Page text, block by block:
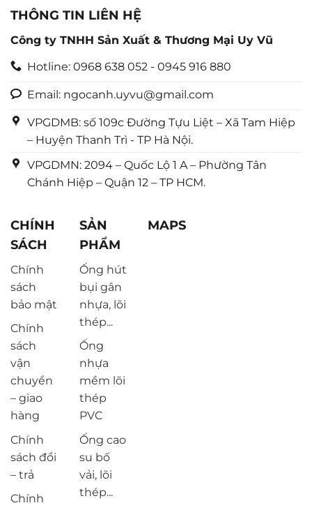
THÔNG TIN LIÊN HỆ
Công ty TNHH Sản Xuất & Thương Mại Uy Vũ
Hotline: 0968 638 052 - 0945 916 880
Email: ngocanh.uyvu@gmail.com
VPGDMB: số 109c Đường Tựu Liệt – Xã Tam Hiệp
– Huyện Thanh Trì - TP Hà Nội.
VPGDMN: 2094 – Quốc Lộ 1 A – Phường Tân
Chánh Hiệp – Quận 12 – TP HCM.
CHÍNH
SÁCH
Chính
sách
bảo mật
Chính
sách
vận
chuyển
– giao
hàng
Chính
sách đổi
– trả
Chính
SẢN
PHẨM
Ống hút
bụi gân
nhựa, lõi
thép...
Ống
nhựa
mềm lõi
thép
PVC
Ống cao
su bố
vải, lõi
thép...
MAPS